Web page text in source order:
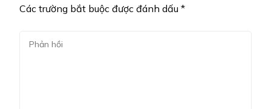
Các trường bắt buộc được đánh dấu *